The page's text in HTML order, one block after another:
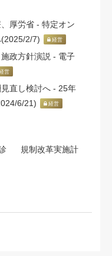
厚労省 - 特定オン
2/7)
経営
政方針演説 - 電子
営
見直し検討へ - 25年
6/21)
経営
規制改革実施計